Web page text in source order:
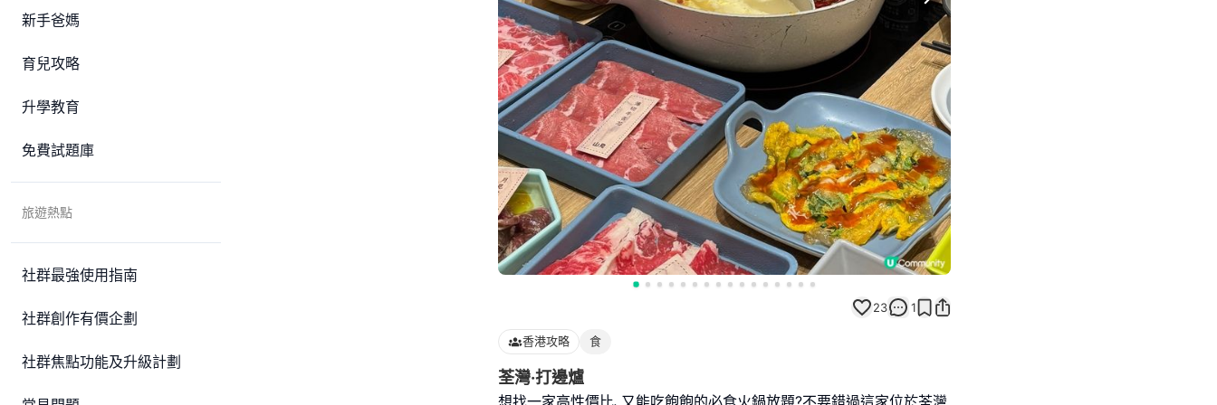
新手爸媽
育兒攻略
升學教育
免費試題庫
旅遊熱點
社群最強使用指南
社群創作有價企劃
社群焦點功能及升級計劃
Next slide
23 1
香港攻略 食
荃灣·打邊爐
想找一家高性價比､又能吃飽飽的必食火鍋放題?不要錯過這家位於荃灣